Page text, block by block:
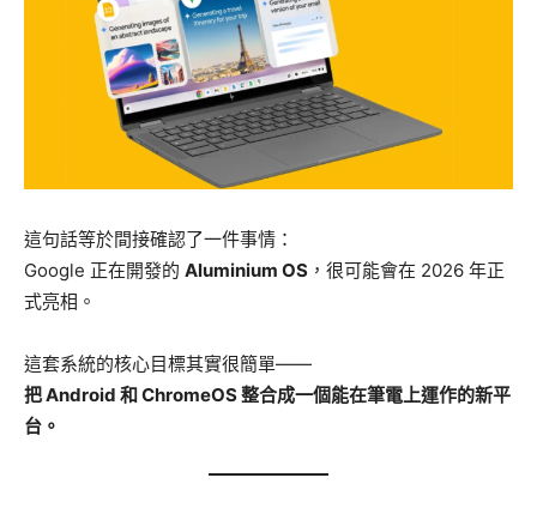
這句話等於間接確認了一件事情：
Google 正在開發的 Aluminium OS ，很可能會在 2026 年正
式亮相。
這套系統的核心目標其實很簡單——
把 Android 和 ChromeOS 整合成一個能在筆電上運作的新平
台。